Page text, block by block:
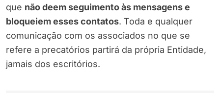
que não deem seguimento às mensagens e
bloqueiem esses contatos. Toda e qualquer
comunicação com os associados no que se
refere a precatórios partirá da própria Entidade,
jamais dos escritórios.